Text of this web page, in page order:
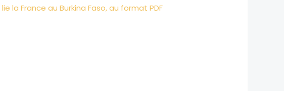
France au Burkina Faso, au format PDF